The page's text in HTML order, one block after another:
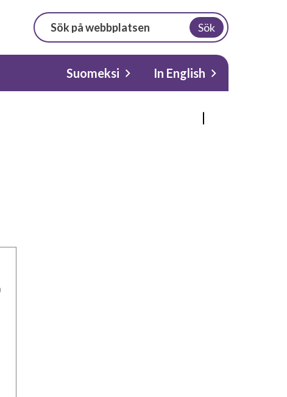
Sök
Suomeksi In English